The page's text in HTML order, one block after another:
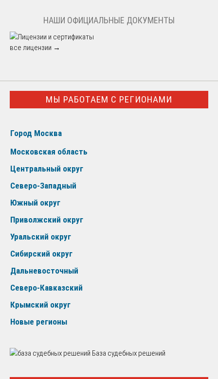
НАШИ ОФИЦИАЛЬНЫЕ ДОКУМЕНТЫ
все лицензии →
МЫ РАБОТАЕМ С РЕГИОНАМИ
Город Москва
Московская область
Центральный округ
Северо-Западный
Южный округ
Приволжский округ
Уральский округ
Сибирский округ
Дальневосточный
Северо-Кавказский
Крымский округ
Новые регионы
База судебных решений